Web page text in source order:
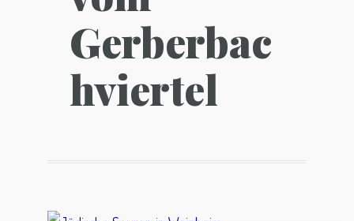
Gerberbac
hviertel